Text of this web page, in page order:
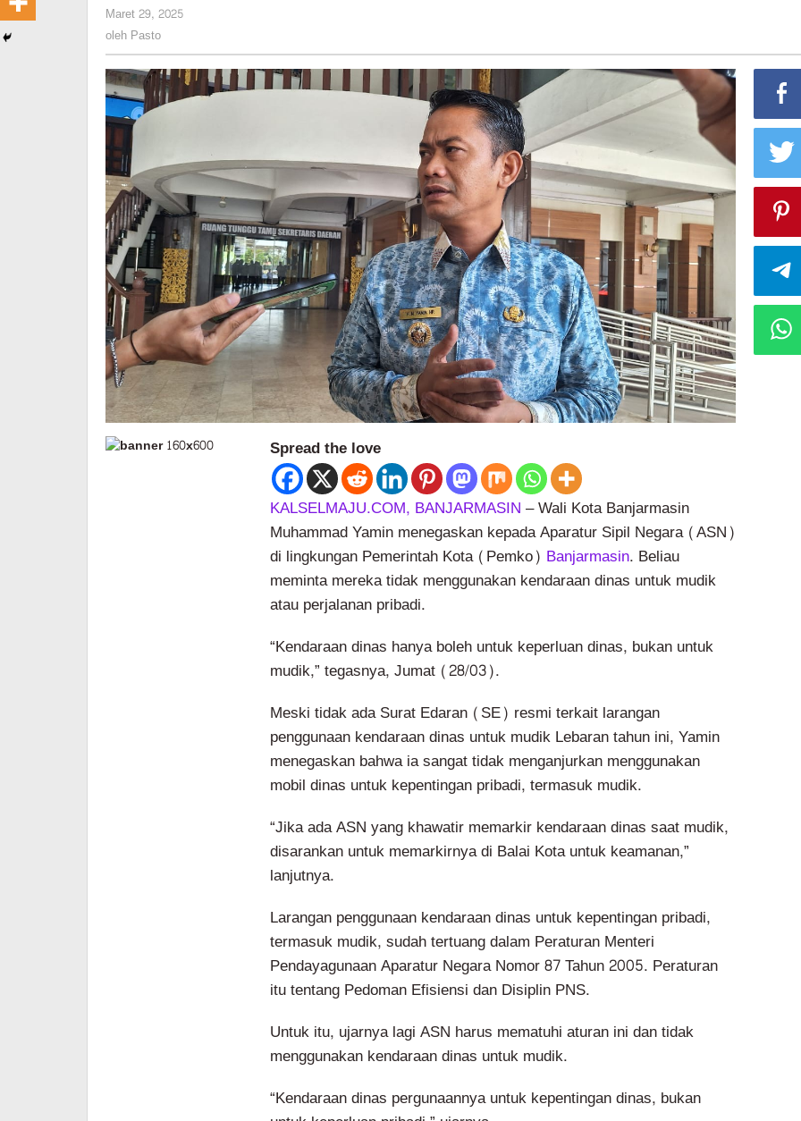
Maret 29, 2025
oleh Pasto
Spread the love
KALSELMAJU.COM, BANJARMASIN– Wali Kota Banjarmasin
Muhammad Yamin menegaskan kepada Aparatur Sipil Negara (ASN)
di lingkungan Pemerintah Kota (Pemko) Banjarmasin. Beliau
meminta mereka tidak menggunakan kendaraan dinas untuk mudik
atau perjalanan pribadi.
“Kendaraan dinas hanya boleh untuk keperluan dinas, bukan untuk
mudik,” tegasnya, Jumat (28/03).
Meski tidak ada Surat Edaran (SE) resmi terkait larangan
penggunaan kendaraan dinas untuk mudik Lebaran tahun ini, Yamin
menegaskan bahwa ia sangat tidak menganjurkan menggunakan
mobil dinas untuk kepentingan pribadi, termasuk mudik.
“Jika ada ASN yang khawatir memarkir kendaraan dinas saat mudik,
disarankan untuk memarkirnya di Balai Kota untuk keamanan,”
lanjutnya.
Larangan penggunaan kendaraan dinas untuk kepentingan pribadi,
termasuk mudik, sudah tertuang dalam Peraturan Menteri
Pendayagunaan Aparatur Negara Nomor 87 Tahun 2005. Peraturan
itu tentang Pedoman Efisiensi dan Disiplin PNS.
Untuk itu, ujarnya lagi ASN harus mematuhi aturan ini dan tidak
menggunakan kendaraan dinas untuk mudik.
“Kendaraan dinas pergunaannya untuk kepentingan dinas, bukan